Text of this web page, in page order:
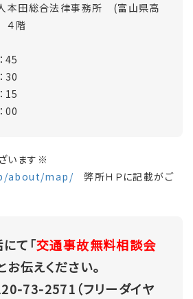
本田総合法律事務所 (富山県高
４階
45
30
15
00
います※
about/map/ 弊所ＨＰに記載がご
て「交通事故無料相談会
お伝えください。
73-2571（フリーダイヤ